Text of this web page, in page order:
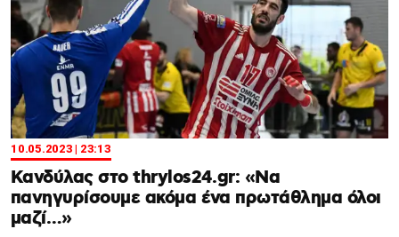
10.05.2023 | 23:13
Κανδύλας στο thrylos24.gr: «Να
πανηγυρίσουμε ακόμα ένα πρωτάθλημα όλοι
μαζί…»